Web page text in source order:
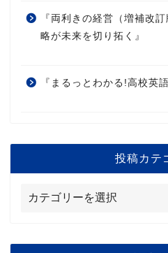
『両利きの経営（増補改
略が未来を切り拓く』
『まるっとわかる!高校英
投稿カテ